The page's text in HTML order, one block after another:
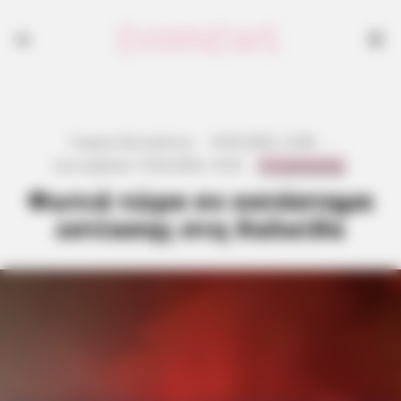
Φωτιά τώρα σε κατάστημα
εστίασης στη Χαλκίδα